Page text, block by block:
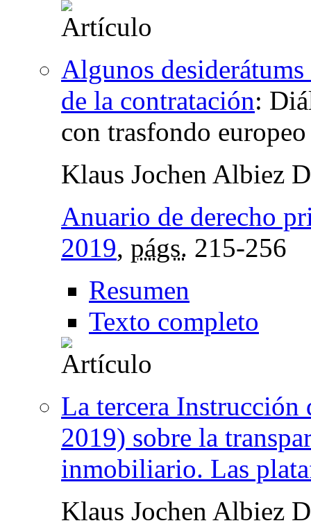
Algunos
de la contratación:
con trasfondo
Klaus Jochen Albiez
Anuario de derecho
2019, págs. 215-256
Resumen
Texto completo
La tercera
2019) sobre la
inmobiliario. Las
Klaus Jochen Albiez